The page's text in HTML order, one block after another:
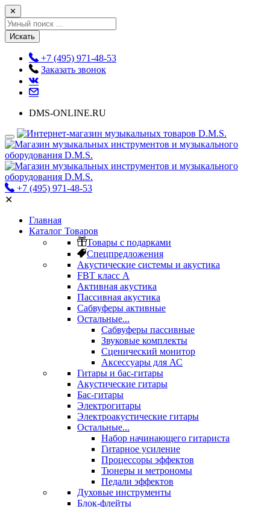
✕
Искать
+7 (495) 971-48-53
Заказать звонок
DMS-ONLINE.RU
+7 (495) 971-48-53
✕
Главная
Каталог Товаров
Товары с подарками
Спецпредложения
Акустические системы и акустика
FBT класс А
Активная акустика
Пассивная акустика
Сабвуферы активные
Остальные...
Сабвуферы пассивные
Звуковые комплекты
Сценический монитор
Аксессуары для АС
Гитары и бас-гитары
Акустические гитары
Бас-гитары
Электрогитары
Электроакустические гитары
Остальные...
Набор начинающего гитариста
Гитарное усиление
Процессоры эффектов
Тюнеры и метрономы
Педали эффектов
Духовые инструменты
Блок-флейты